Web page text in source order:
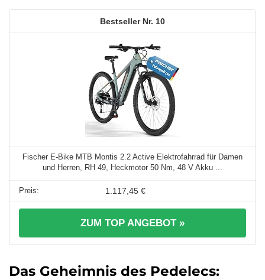
10
Fischer E-Bike MTB Montis 2.2 Active Elektrofahrrad für Damen
und Herren, RH 49, Heckmotor 50 Nm, 48 V Akku ...
1.117,45 €
ZUM TOP ANGEBOT »
Das Geheimnis des Pedelecs: